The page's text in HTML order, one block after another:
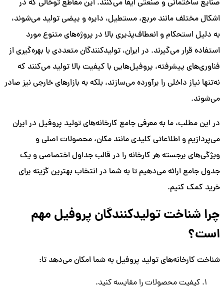
صنایع ساختمانی و صنعتی ایفا می‌کنند. این مقاطع توخالی که در
اشکال مختلف مانند مربع، مستطیل، دایره و بیضی تولید می‌شوند،
به دلیل استحکام و انعطاف‌پذیری بالا در پروژه‌های متنوع مورد
استفاده قرار می‌گیرند. در ایران، تولیدکنندگان متعددی با بهره‌گیری از
فناوری‌های پیشرفته، پروفیل‌هایی با کیفیت بالا تولید می‌کنند که
نه‌تنها نیاز داخلی را برآورده می‌سازند، بلکه به بازارهای خارجی نیز صادر
می‌شوند.
در این مطلب، ما به معرفی جامع کارخانه‌های تولید پروفیل در ایران
می‌پردازیم و اطلاعاتی کلیدی مانند مکان، محصولات اصلی و
ویژگی‌های برجسته هر کارخانه را در قالب جداول اختصاصی و یک
جدول جامع ارائه می‌دهیم تا به شما در انتخاب بهترین گزینه برای
خرید کمک کنیم.
چرا شناخت تولیدکنندگان پروفیل مهم
است؟
شناخت کارخانه‌های تولید پروفیل به شما امکان می‌دهد تا:
کیفیت محصولات را مقایسه کنید.